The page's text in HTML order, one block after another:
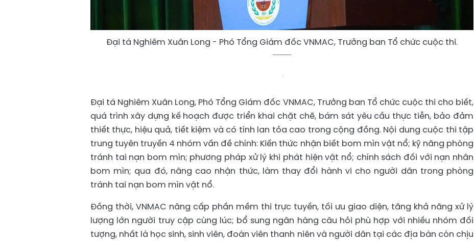
Đại tá Nghiêm Xuân Long - Phó Tổng Giám đốc VNMAC, Trưởng ban Tổ chức cuộc thi.
Đại tá Nghiêm Xuân Long, Phó Tổng Giám đốc VNMAC, Trưởng ban Tổ chức cuộc thi cho biết,
quá trình xây dựng kế hoạch được triển khai chặt chẽ, bám sát yêu cầu thực tiễn, bảo đảm
thiết thực, hiệu quả, tiết kiệm và có tính lan tỏa cao trong cộng đồng. Nội dung cuộc thi tập
trung tuyên truyền 4 nhóm vấn đề chính: Kiến thức nhận biết bom mìn vật nổ; kỹ năng phòng
tránh tai nạn bom mìn; phương pháp xử lý khi phát hiện vật nổ; chính sách đối với nạn nhân
bom mìn; qua đó, nâng cao nhận thức, làm thay đổi hành vi cho người dân trong phòng
tránh tai nạn bom mìn vật nổ.
Đồng thời, VNMAC nâng cấp phần mềm thi trực tuyến, tối ưu giao diện, tăng khả năng xử lý
lượng lớn người truy cập cùng lúc; bổ sung ngân hàng câu hỏi phù hợp với nhiều nhóm đối
tượng, nhất là học sinh, sinh viên, đoàn viên thanh niên và người dân tại các địa bàn còn chịu